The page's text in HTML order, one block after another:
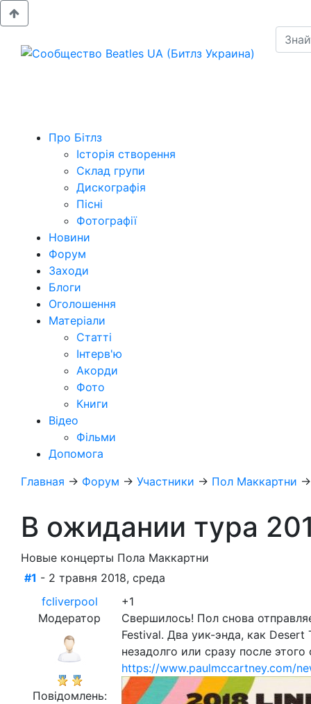
Про Бітлз
Історія створення
Склад групи
Дискографія
Пісні
Фотографії
Новини
Форум
Заходи
Блоги
Оголошення
Матеріали
Статті
Інтерв'ю
Акорди
Фото
Книги
Відео
Фільми
Допомога
Главная → Форум → Участники → Пол Маккартни
В ожидании тура
Новые концерты Пола Маккартни
#1 - 2 травня 2018, среда
fcliverpool
Модератор
Повідомлень:
+1
Свершилось! Пол снова
Festival. Два уик-энда, как
незадолго или сразу после этого
https://www.paulmccartney.com/